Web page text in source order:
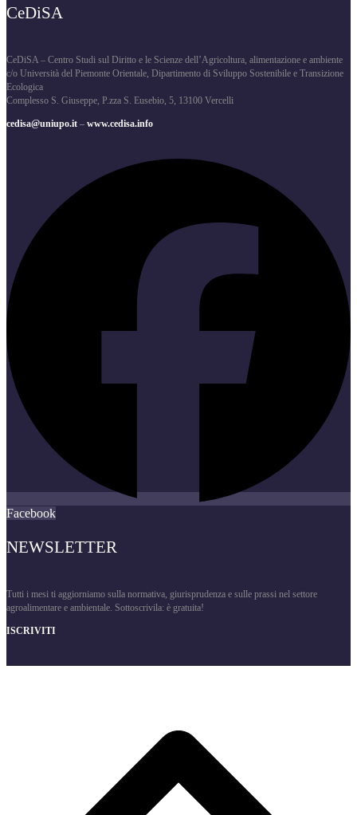
CeDiSA
CeDiSA – Centro Studi sul Diritto e le Scienze dell’Agricoltura, alimentazione e ambiente
c/o Università del Piemonte Orientale, Dipartimento di Sviluppo Sostenibile e Transizione
Ecologica
Complesso S. Giuseppe, P.zza S. Eusebio, 5, 13100 Vercelli
cedisa@uniupo.it – www.cedisa.info
Facebook
NEWSLETTER
Tutti i mesi ti aggiorniamo sulla normativa, giurisprudenza e sulle prassi nel settore
agroalimentare e ambientale. Sottoscrivila: è gratuita!
ISCRIVITI